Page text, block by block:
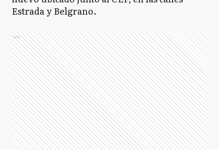
Estrada y Belgrano.
Ads